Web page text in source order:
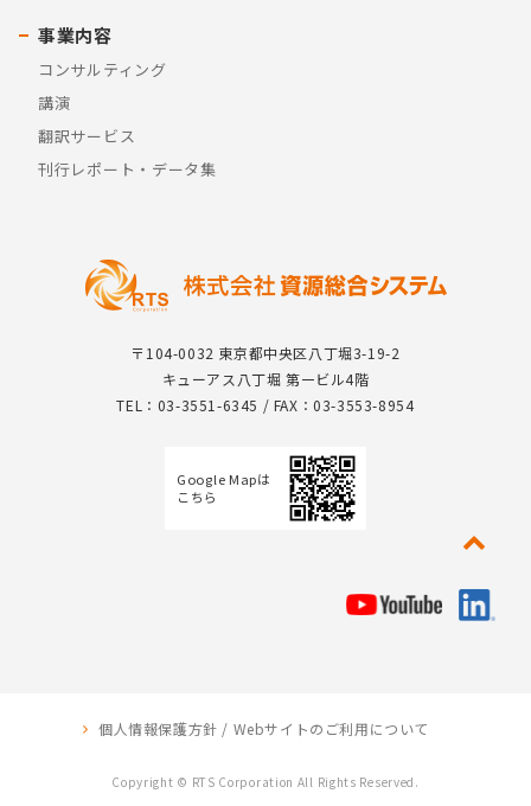
〒104-0032 東京都中央区八丁堀3-19-2
キューアス八丁堀 第一ビル4階
TEL：03-3551-6345 / FAX：03-3553-8954
Google Mapは
こちら
事業内容
コンサルティング
講演
翻訳サービス
刊行レポート・データ集
個人情報保護方針 / Webサイトのご利用について
Copyright © RTS Corporation All Rights Reserved.